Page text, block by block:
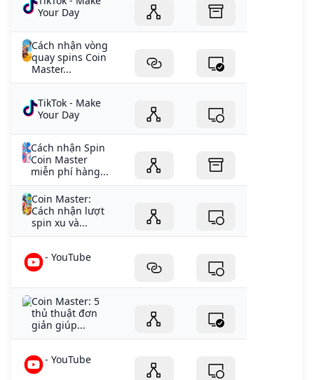
Your Day
Cách nhận vòng
quay spins Coin
Master...
TikTok - Make
Your Day
Cách nhận Spin
Coin Master
miễn phí hàng...
Coin Master:
Cách nhận lượt
spin xu và...
- YouTube
Coin Master: 5
thủ thuật đơn
giản giúp...
- YouTube